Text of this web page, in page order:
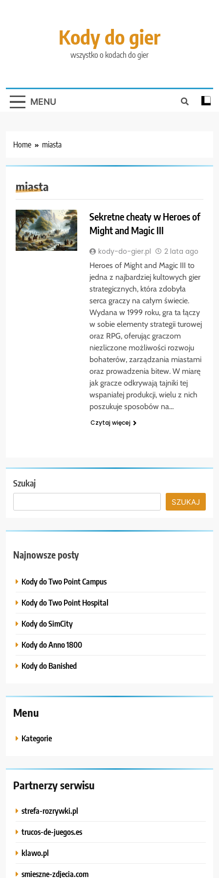
Kody do gier
wszystko o kodach do gier
MENU
Home miasta
miasta
Sekretne cheaty w Heroes of
Might and Magic III
kody-do-gier.pl 2 lata ago
Heroes of Might and Magic III to
jedna z najbardziej kultowych gier
strategicznych, która zdobyła
serca graczy na całym świecie.
Wydana w 1999 roku, gra ta łączy
w sobie elementy strategii turowej
oraz RPG, oferując graczom
niezliczone możliwości rozwoju
bohaterów, zarządzania miastami
oraz prowadzenia bitew. W miarę
jak gracze odkrywają tajniki tej
wspaniałej produkcji, wielu z nich
poszukuje sposobów na…
Czytaj więcej
Szukaj
SZUKAJ
Najnowsze posty
Kody do Two Point Campus
Kody do Two Point Hospital
Kody do SimCity
Kody do Anno 1800
Kody do Banished
Menu
Kategorie
Partnerzy serwisu
strefa-rozrywki.pl
trucos-de-juegos.es
klawo.pl
smieszne-zdjecia.com